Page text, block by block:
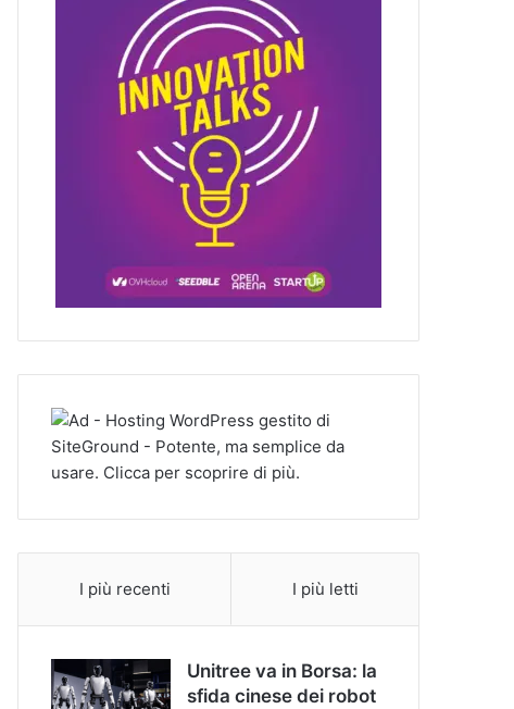
I più recenti I più letti
Unitree va in Borsa: la
sfida cinese dei robot